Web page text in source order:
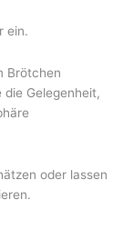
ein.
Brötchen
Gelegenheit,
oder lassen